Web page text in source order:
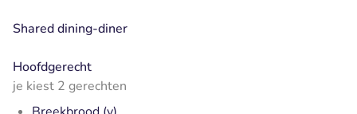
Shared dining-diner
Hoofdgerecht
je kiest 2 gerechten